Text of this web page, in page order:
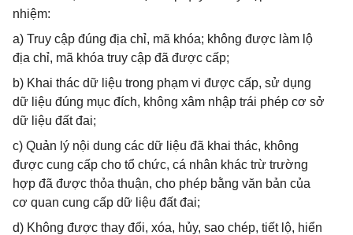
nhiệm:
a) Truy cập đúng địa chỉ, mã khóa; không được làm lộ
địa chỉ, mã khóa truy cập đã được cấp;
b) Khai thác dữ liệu trong phạm vi được cấp, sử dụng
dữ liệu đúng mục đích, không xâm nhập trái phép cơ sở
dữ liệu đất đai;
c) Quản lý nội dung các dữ liệu đã khai thác, không
được cung cấp cho tổ chức, cá nhân khác trừ trường
hợp đã được thỏa thuận, cho phép bằng văn bản của
cơ quan cung cấp dữ liệu đất đai;
d) Không được thay đổi, xóa, hủy, sao chép, tiết lộ, hiển